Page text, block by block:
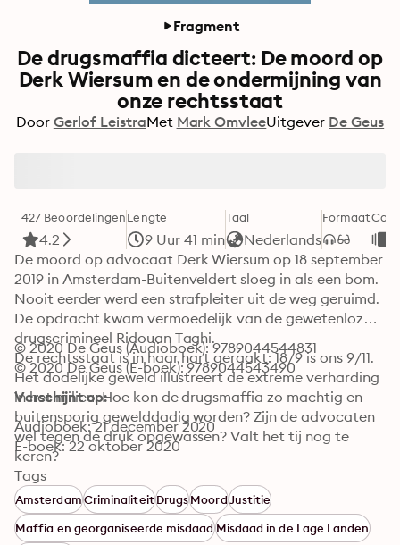
Fragment
De drugsmaffia dicteert: De moord op
Derk Wiersum en de ondermijning van
onze rechtsstaat
Door Gerlof LeistraMet Mark OmvleeUitgever De Geus
427 Beoordelingen
4.2
Lengte
9 Uur 41 min
Taal
Nederlands
Formaat
De moord op advocaat Derk Wiersum op 18 september
2019 in Amsterdam-Buitenveldert sloeg in als een bom.
Nooit eerder werd een strafpleiter uit de weg geruimd.
De opdracht kwam vermoedelijk van de gewetenloze
drugscrimineel Ridouan Taghi.
De rechtsstaat is in haar hart geraakt: 18/9 is ons 9/11.
Het dodelijke geweld illustreert de extreme verharding
in het milieu. Hoe kon de drugsmaffia zo machtig en
buitensporig gewelddadig worden? Zijn de advocaten
wel tegen de druk opgewassen? Valt het tij nog te
keren?
© 2020 De Geus (Audioboek): 9789044544831
© 2020 De Geus (E-boek): 9789044543490
Verschijnt op:
Audioboek: 21 december 2020
E-boek: 22 oktober 2020
Tags
AmsterdamCriminaliteitDrugsMoordJustitie
Maffia en georganiseerde misdaadMisdaad in de Lage Landen